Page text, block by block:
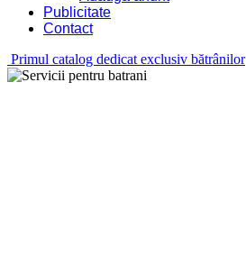
Publicitate
Contact
Primul catalog dedicat exclusiv bătrânilor